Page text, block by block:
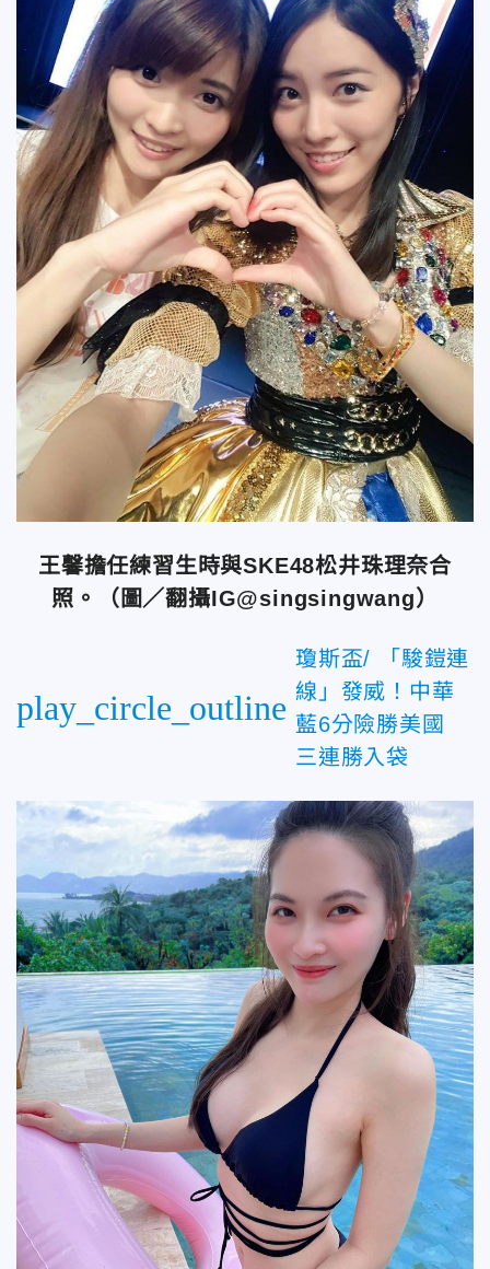
王馨擔任練習生時與SKE48松井珠理奈合
照。（圖／翻攝IG@singsingwang）
play_circle_outline
瓊斯盃/ 「駿鎧連
線」發威！中華
藍6分險勝美國
三連勝入袋